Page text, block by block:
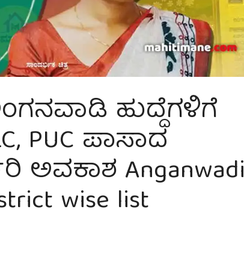
ಹುದ್ದೆಗಳಿಗೆ
PUC ಪಾಸಾದ
Anganwadi
wise list